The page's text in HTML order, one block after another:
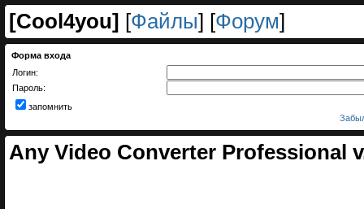
[Cool4you] [Файлы] [Форум]
Форма входа
Логин:
Пароль:
запомнить
Any Video Converter Professional